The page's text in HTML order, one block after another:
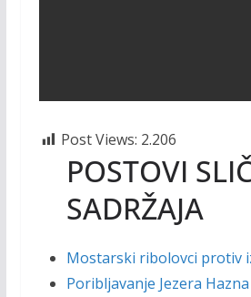
Post Views: 2.206
POSTOVI
SADRŽAJA
Mostarski ribolovci protiv
Poribljavanje Jezera